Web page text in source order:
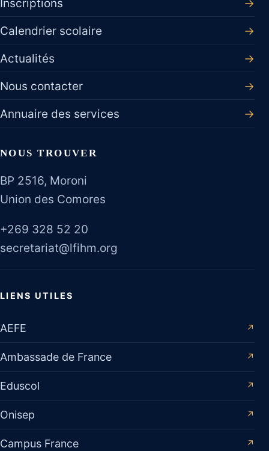
Inscriptions
→
Calendrier scolaire
→
Actualités
→
Nous contacter
→
Annuaire des services
→
NOUS TROUVER
BP 2516, Moroni
Union des Comores
+269 328 52 20
secretariat@lfihm.org
LIENS UTILES
AEFE ↗
Ambassade de France ↗
Eduscol ↗
Onisep ↗
Campus France ↗